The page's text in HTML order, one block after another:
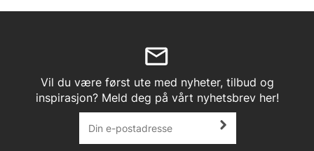
Vil du være først ute med nyheter, tilbud og
inspirasjon? Meld deg på vårt nyhetsbrev her!